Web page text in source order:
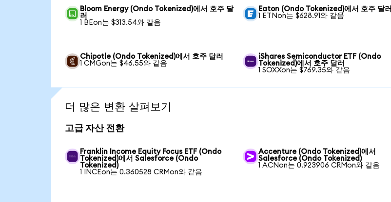
Bloom Energy (Ondo Tokenized)에서 호주 달
러
1 BEon는 $313.54와 같음
Eaton (Ondo Tokenized)에서 호주 달러
1 ETNon는 $628.91와 같음
Chipotle (Ondo Tokenized)에서 호주 달러
1 CMGon는 $46.55와 같음
iShares Semiconductor ETF (Ondo
Tokenized)에서 호주 달러
1 SOXXon는 $769.35와 같음
더 많은 변환 살펴보기
고급 자산 전환
Franklin Income Equity Focus ETF (Ondo
Tokenized)에서 Salesforce (Ondo
Tokenized)
1 INCEon는 0.360528 CRMon와 같음
Accenture (Ondo Tokenized)에서
Salesforce (Ondo Tokenized)
1 ACNon는 0.923906 CRMon와 같음